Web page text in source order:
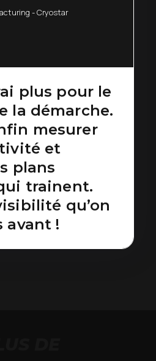
- Cryostar
plus pour le
la démarche.
mesurer
et
plans
trainent.
qu’on
avant !